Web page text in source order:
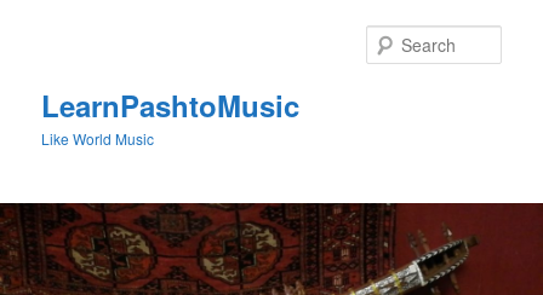
LearnPashtoMusic
Like World Music